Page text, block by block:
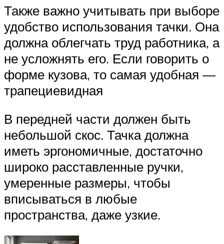
Также важно учитывать при выборе
удобство использования тачки. Она
должна облегчать труд работника, а
не усложнять его. Если говорить о
форме кузова, то самая удобная —
трапециевидная
В передней части должен быть
небольшой скос. Тачка должна
иметь эргономичные, достаточно
широко расставленные ручки,
умеренные размеры, чтобы
вписываться в любые
пространства, даже узкие.